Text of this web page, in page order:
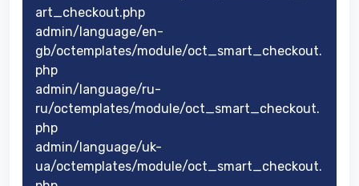
art_checkout.php
admin/language/en-
gb/octemplates/module/oct_smart_checkout.
php
admin/language/ru-
ru/octemplates/module/oct_smart_checkout.
php
admin/language/uk-
ua/octemplates/module/oct_smart_checkout.